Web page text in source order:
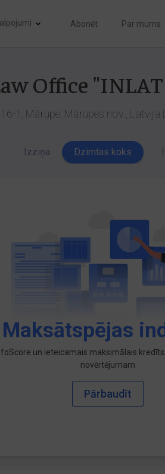
Abonēt Par mums
Office
1, Mārupe, Mārupes nov., Latvija
Izziņa Dzimtas koks
Maksātspējas
un ieteicamais maksimālais
novērtējumam
Pārbaudīt